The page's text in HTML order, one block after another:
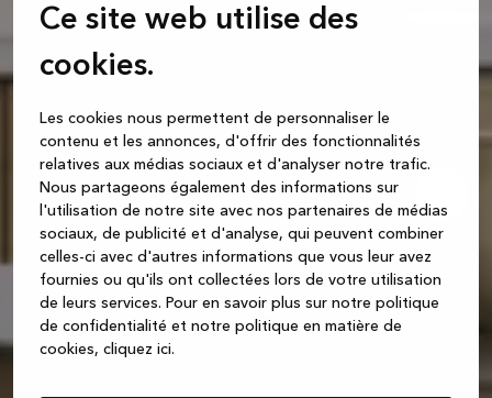
Ce site web utilise des
cookies.
Les cookies nous permettent de personnaliser le
contenu et les annonces, d'offrir des fonctionnalités
relatives aux médias sociaux et d'analyser notre trafic.
Nous partageons également des informations sur
l'utilisation de notre site avec nos partenaires de médias
sociaux, de publicité et d'analyse, qui peuvent combiner
celles-ci avec d'autres informations que vous leur avez
fournies ou qu'ils ont collectées lors de votre utilisation
de leurs services. Pour en savoir plus sur notre politique
de confidentialité et notre politique en matière de
cookies, cliquez ici.